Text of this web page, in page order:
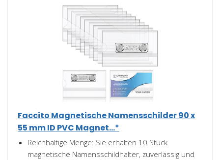
Faccito Magnetische Namensschilder 90 x
55 mm ID PVC Magnet...*
Reichhaltige Menge: Sie erhalten 10 Stück
magnetische Namensschildhalter, zuverlässig und